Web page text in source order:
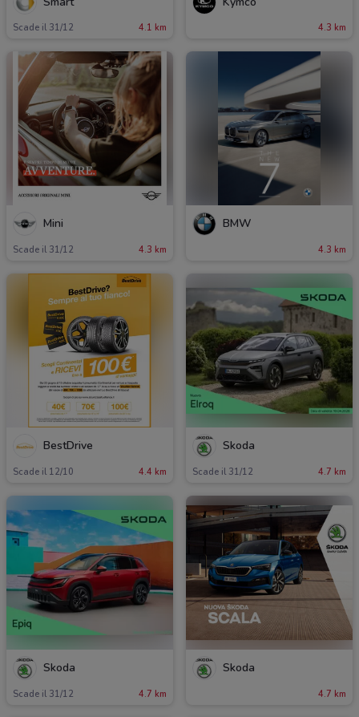
Scade il 31/12 4.1 km 4.3 km
Mini
Scade il 31/12 4.3 km
BMW
4.3 km
BestDrive
Scade il 12/10 4.4 km
Skoda
Scade il 31/12 4.7 km
Skoda
Scade il 31/12 4.7 km
Skoda
4.7 km